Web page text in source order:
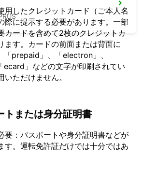
用したクレジットカード（ご本人名
際に提示する必要があります。一部
カードを含めて2枚のクレジットカ
ます。カードの前面または背面に
「prepaid」、「electron」、
ecard」などの文字が印刷されてい
ただけません。
トまたは身分証明書
要：パスポートや身分証明書などが
す。運転免許証だけでは十分ではあ